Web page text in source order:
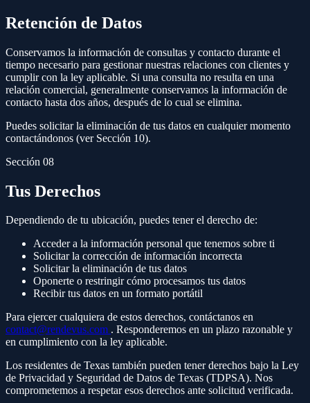
Retención de Datos
Conservamos la información de consultas y contacto durante el
tiempo necesario para gestionar nuestras relaciones con clientes y
cumplir con la ley aplicable. Si una consulta no resulta en una
relación comercial, generalmente conservamos la información de
contacto hasta dos años, después de lo cual se elimina.
Puedes solicitar la eliminación de tus datos en cualquier momento
contactándonos (ver Sección 10).
Sección 08
Tus Derechos
Dependiendo de tu ubicación, puedes tener el derecho de:
Acceder a la información personal que tenemos sobre ti
Solicitar la corrección de información incorrecta
Solicitar la eliminación de tus datos
Oponerte o restringir cómo procesamos tus datos
Recibir tus datos en un formato portátil
Para ejercer cualquiera de estos derechos, contáctanos en
contact@rendevus.com . Responderemos en un plazo razonable y
en cumplimiento con la ley aplicable.
Los residentes de Texas también pueden tener derechos bajo la Ley
de Privacidad y Seguridad de Datos de Texas (TDPSA). Nos
comprometemos a respetar esos derechos ante solicitud verificada.